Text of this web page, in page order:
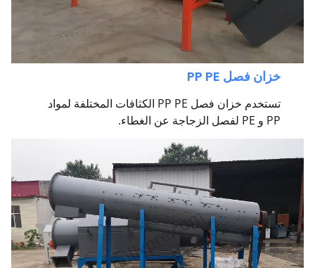
خزان فصل PP PE
تستخدم خزان فصل PP PE الكثافات المختلفة لمواد
PP و PE لفصل الزجاجة عن الغطاء.